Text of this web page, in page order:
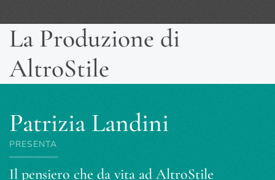
La Produzione di
AltroStile
Patrizia Landini
PRESENTA
Il pensiero che da vita ad AltroStile